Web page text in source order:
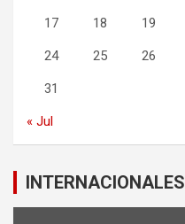
17 18 19
24 25 26
31
« Jul
INTERNACIONALES